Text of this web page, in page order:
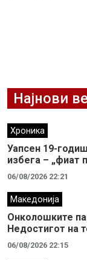
Најнови
Хроника
Уапсен 19-
избега – „фиат
06/08/2026 22:21
Македонија
Онколошките
Недостигот на
06/08/2026 22:15